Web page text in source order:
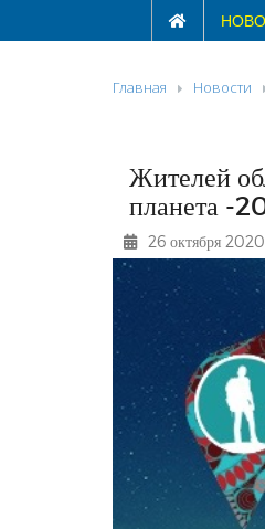
Главная Новости
Жителей
планета -
26 октября 2020